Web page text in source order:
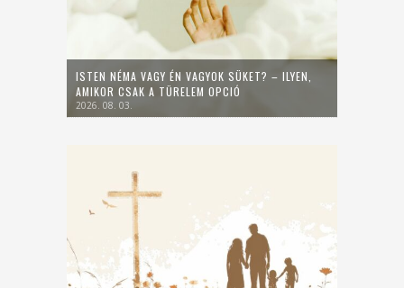
ISTEN NÉMA VAGY ÉN VAGYOK SÜKET? – ILYEN,
AMIKOR CSAK A TÜRELEM OPCIÓ
2026. 08. 03.